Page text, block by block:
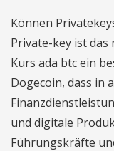
Können
Private-key ist das
Kurs ada btc ein
Dogecoin, dass in
und digitale
Führungskräfte